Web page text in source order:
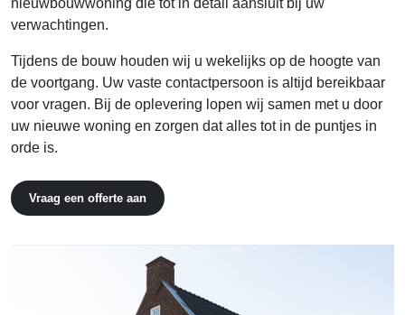
nieuwbouwwoning die tot in detail aansluit bij uw
verwachtingen.
Tijdens de bouw houden wij u wekelijks op de hoogte van
de voortgang. Uw vaste contactpersoon is altijd bereikbaar
voor vragen. Bij de oplevering lopen wij samen met u door
uw nieuwe woning en zorgen dat alles tot in de puntjes in
orde is.
Vraag een offerte aan